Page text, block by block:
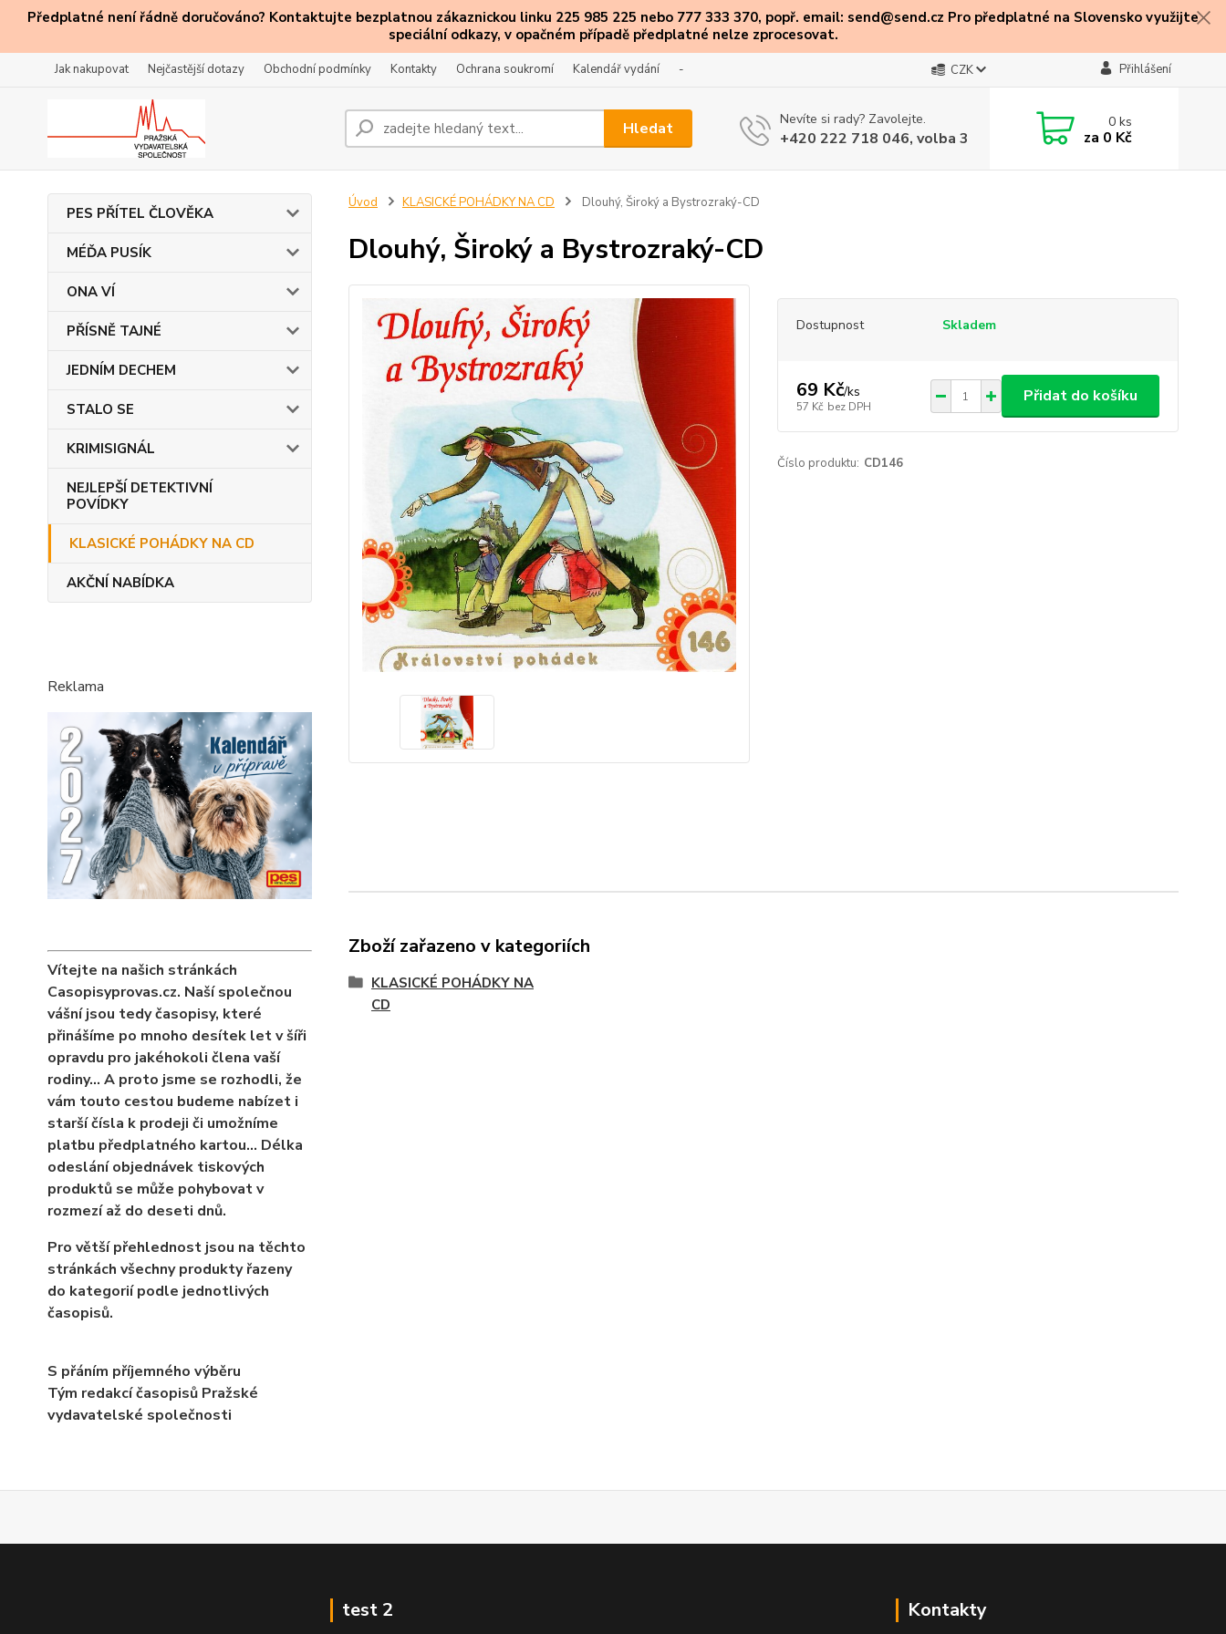
Předplatné není řádně doručováno? Kontaktujte bezplatnou zákaznickou linku 225 985 225 nebo 777 333 370, popř. email: send@send.cz Pro předplatné na Slovensko využijte
speciální odkazy, v opačném případě předplatné nelze zprocesovat.
Jak nakupovat Nejčastější dotazy Obchodní podmínky Kontakty Ochrana soukromí Kalendář vydání - CZK Přihlášení
Hledat Nevíte si rady? Zavolejte.
+420 222 718 046, volba 3
0ks
za 0 Kč
PES PŘÍTEL ČLOVĚKA
MÉĎA PUSÍK
ONA VÍ
PŘÍSNĚ TAJNÉ
JEDNÍM DECHEM
STALO SE
KRIMISIGNÁL
NEJLEPŠÍ DETEKTIVNÍ
POVÍDKY
KLASICKÉ POHÁDKY NA CD
AKČNÍ NABÍDKA
Reklama
Vítejte na našich stránkách
Casopisyprovas.cz. Naší společnou
vášní jsou tedy časopisy, které
přinášíme po mnoho desítek let v šíři
opravdu pro jakéhokoli člena vaší
rodiny… A proto jsme se rozhodli, že
vám touto cestou budeme nabízet i
starší čísla k prodeji či umožníme
platbu předplatného kartou... Délka
odeslání objednávek tiskových
produktů se může pohybovat v
rozmezí až do deseti dnů.
Pro větší přehlednost jsou na těchto
stránkách všechny produkty řazeny
do kategorií podle jednotlivých
časopisů.
S přáním příjemného výběru
Tým redakcí časopisů Pražské
vydavatelské společnosti
Úvod KLASICKÉ POHÁDKY NA CD Dlouhý, Široký a Bystrozraký-CD
Dlouhý, Široký a Bystrozraký-CD
Dostupnost Skladem
69 Kč/ks
57 Kč bez DPH
Přidat do košíku
Číslo produktu: CD146
Zboží zařazeno v kategoriích
KLASICKÉ POHÁDKY NA
CD
test 2 Kontakty